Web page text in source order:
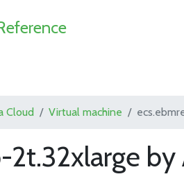
Cloud Virtual machine
2t.32xlarge by